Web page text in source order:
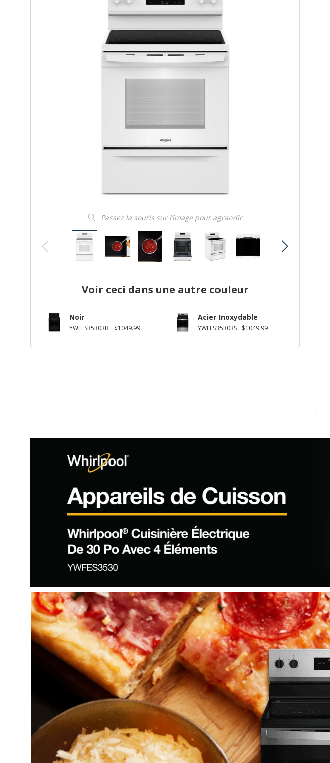
Passez la souris sur l’image pour agrandir
Voir ceci dans une autre couleur
Noir
YWFES3530RB $1049.99
Acier Inoxydable
YWFES3530RS $1049.99